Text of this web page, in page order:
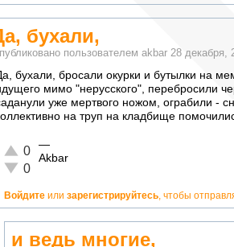
бухали,
пользователем akbar 28 декабря,
бухали, бросали окурки и бутылки на
мимо "нерусского", перебросили
уже мертвого ножом, ограбили -
на труп на кладбище
Отлично!
0
Неадекватно!
0
—
Akbar
Войдите или зарегистрируйтесь, чтобы
и ведь многие,